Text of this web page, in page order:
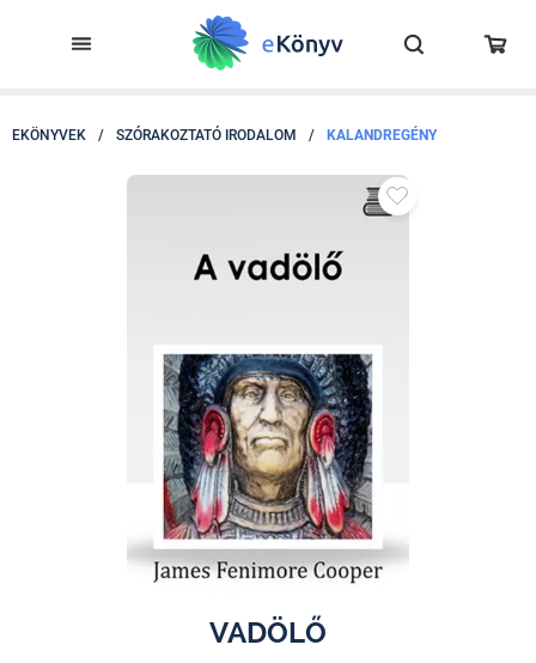
EKÖNYVEK / SZÓRAKOZTATÓ IRODALOM / KALANDREGÉNY
VADÖLŐ